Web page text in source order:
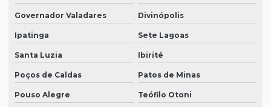
Governador Valadares Divinópolis
Ipatinga Sete Lagoas
Santa Luzia Ibirité
Poços de Caldas Patos de Minas
Pouso Alegre Teófilo Otoni